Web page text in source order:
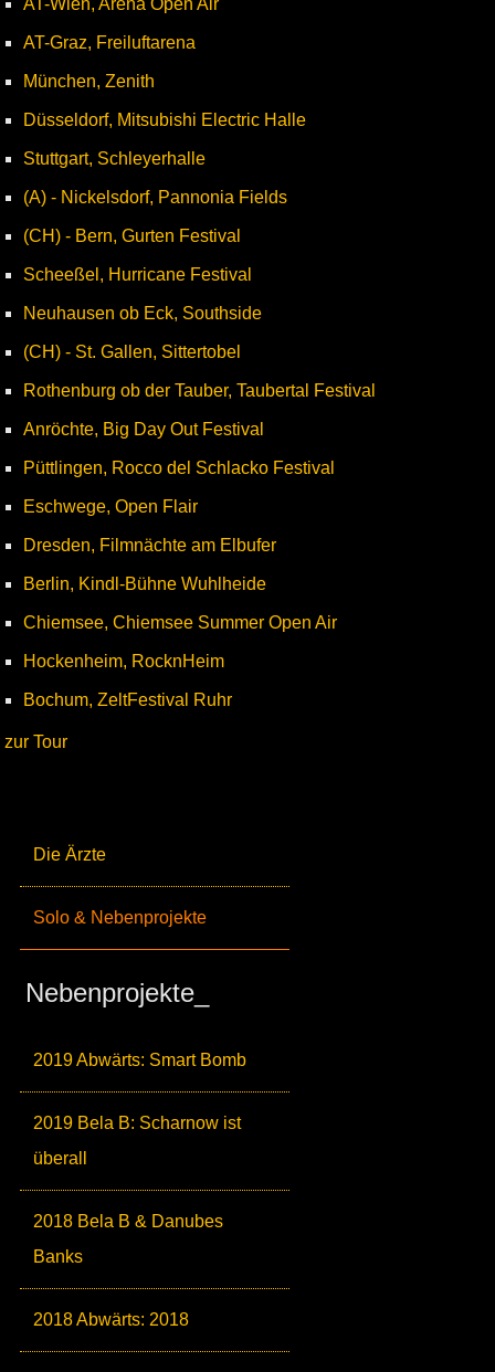
Die Ärzte
Solo & Nebenprojekte
Nebenprojekte_
2019 Abwärts: Smart Bomb
2019 Bela B: Scharnow ist
überall
2018 Bela B & Danubes
Banks
2018 Abwärts: 2018
AT-Wien, Arena Open Air
AT-Graz, Freiluftarena
München, Zenith
Düsseldorf, Mitsubishi Electric Halle
Stuttgart, Schleyerhalle
(A) - Nickelsdorf, Pannonia Fields
(CH) - Bern, Gurten Festival
Scheeßel, Hurricane Festival
Neuhausen ob Eck, Southside
(CH) - St. Gallen, Sittertobel
Rothenburg ob der Tauber, Taubertal Festival
Anröchte, Big Day Out Festival
Püttlingen, Rocco del Schlacko Festival
Eschwege, Open Flair
Dresden, Filmnächte am Elbufer
Berlin, Kindl-Bühne Wuhlheide
Chiemsee, Chiemsee Summer Open Air
Hockenheim, RocknHeim
Bochum, ZeltFestival Ruhr
zur Tour